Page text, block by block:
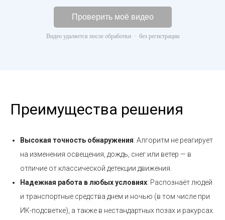
Проверить моё видео
Видео удаляется после обработки · без регистрации
Преимущества решения
Высокая точность обнаружения: Алгоритм не реагирует
на изменения освещения, дождь, снег или ветер — в
отличие от классической детекции движения.
Надежная работа в любых условиях: Распознаёт людей
и транспортные средства днем и ночью (в том числе при
ИК-подсветке), а также в нестандартных позах и ракурсах.